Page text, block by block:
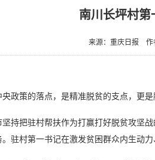
南川长坪村第
来源：重庆日报 作
策的落点，是精准脱贫的支点，更是
把驻村帮扶作为打赢打好脱贫攻坚战
驻村第一书记在激发贫困群众内生动